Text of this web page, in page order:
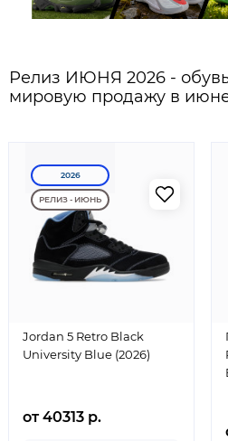
Релиз ИЮНЯ 2026 -
мировую продажу в июне
2026
РЕЛИЗ - ИЮНЬ
Jordan 5 Retro Black
University Blue (2026)
от 40313 р.